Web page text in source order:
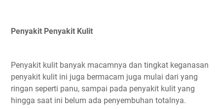
Penyakit Penyakit Kulit
Penyakit kulit banyak macamnya dan tingkat keganasan
penyakit kulit ini juga bermacam juga mulai dari yang
ringan seperti panu, sampai pada penyakit kulit yang
hingga saat ini belum ada penyembuhan totalnya.